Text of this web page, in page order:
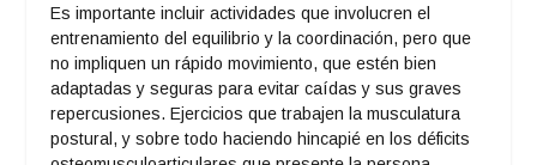
Es importante incluir actividades que involucren el
entrenamiento del equilibrio y la coordinación, pero que
no impliquen un rápido movimiento, que estén bien
adaptadas y seguras para evitar caídas y sus graves
repercusiones. Ejercicios que trabajen la musculatura
postural, y sobre todo haciendo hincapié en los déficits